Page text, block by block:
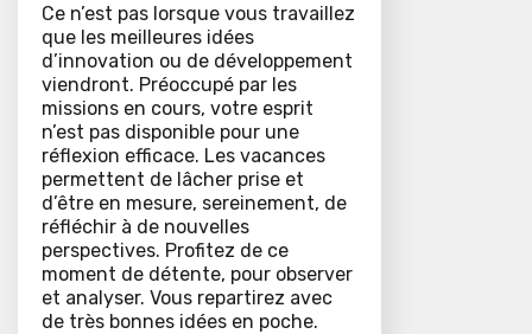
Ce n’est pas lorsque vous travaillez
que les meilleures idées
d’innovation ou de développement
viendront. Préoccupé par les
missions en cours, votre esprit
n’est pas disponible pour une
réflexion efficace. Les vacances
permettent de lâcher prise et
d’être en mesure, sereinement, de
réfléchir à de nouvelles
perspectives. Profitez de ce
moment de détente, pour observer
et analyser. Vous repartirez avec
de très bonnes idées en poche.